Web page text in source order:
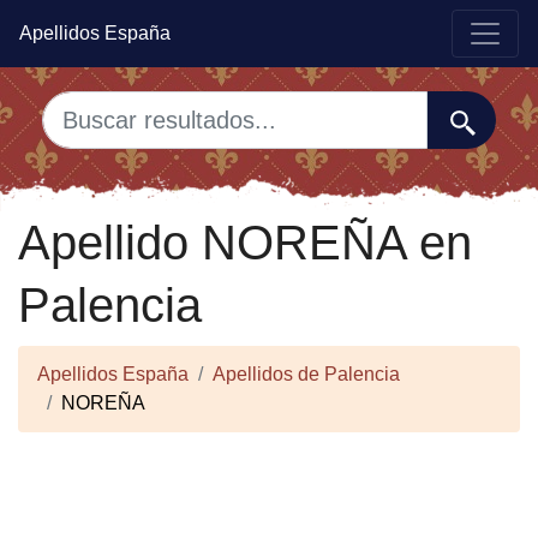
Apellidos España
Apellido NOREÑA en
Palencia
Apellidos España
Apellidos de Palencia
NOREÑA